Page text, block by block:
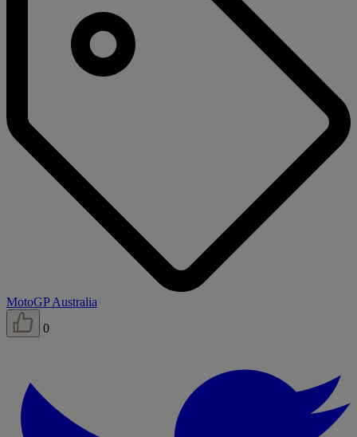
MotoGP Australia
0